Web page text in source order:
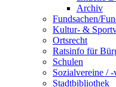
Archiv
Fundsachen/
Kultur- &
Ortsrecht
Ratsinfo für
Schulen
Sozialvereine / -
Stadtbibliothek